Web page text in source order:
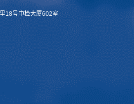
18号中检大厦602室